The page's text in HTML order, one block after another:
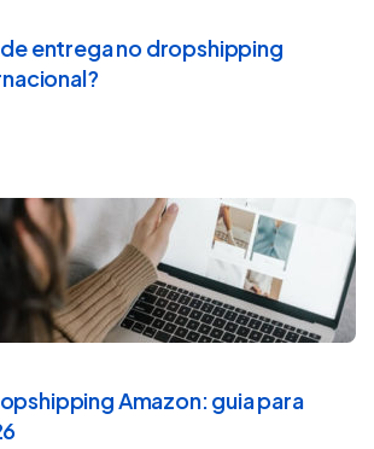
entrega no dropshipping
Amazon: guia para